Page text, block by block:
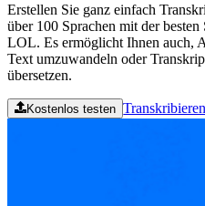
Erstellen Sie ganz einfach
über 100 Sprachen mit der
LOL. Es ermöglicht Ihnen auch,
Text umzuwandeln oder
übersetzen.
Kostenlos testen